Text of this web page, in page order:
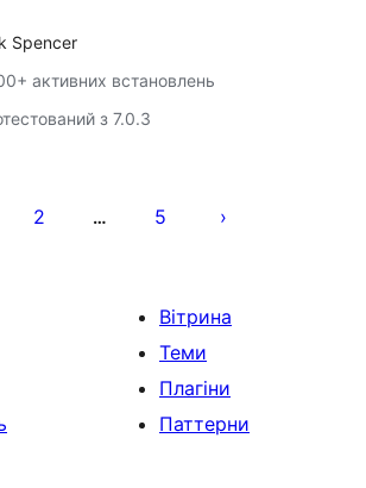
Spencer
активних встановлень
з 7.0.3
2 … 5
Вітрина
Теми
Плагіни
Паттерни